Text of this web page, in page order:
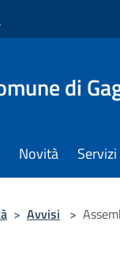
di
Novità Servizi
> Avvisi >